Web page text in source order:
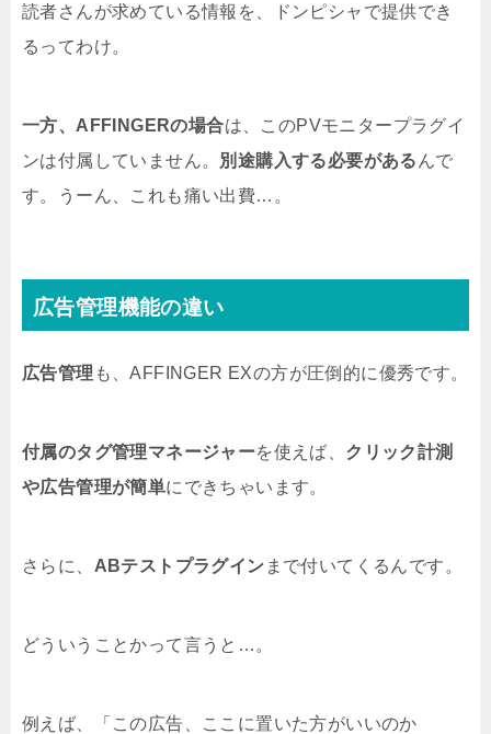
読者さんが求めている情報を、ドンピシャで提供でき
るってわけ。
一方、AFFINGERの場合は、このPVモニタープラグイ
ンは付属していません。 別途購入する必要がある んで
す。うーん、これも痛い出費…。
広告管理機能の違い
広告管理 も、AFFINGER EXの方が圧倒的に優秀です。
付属のタグ管理マネージャーを使えば、 クリック計測
や広告管理が簡単にできちゃいます。
さらに、 ABテストプラグイン まで付いてくるんです。
どういうことかって言うと…。
例えば、「この広告、ここに置いた方がいいのか